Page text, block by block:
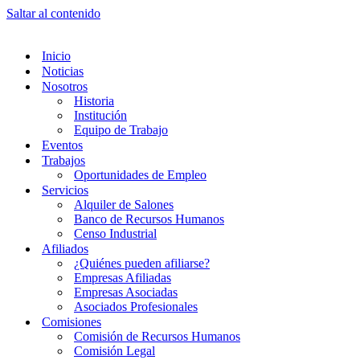
Saltar al contenido
Inicio
Noticias
Nosotros
Historia
Institución
Equipo de Trabajo
Eventos
Trabajos
Oportunidades de Empleo
Servicios
Alquiler de Salones
Banco de Recursos Humanos
Censo Industrial
Afiliados
¿Quiénes pueden afiliarse?
Empresas Afiliadas
Empresas Asociadas
Asociados Profesionales
Comisiones
Comisión de Recursos Humanos
Comisión Legal